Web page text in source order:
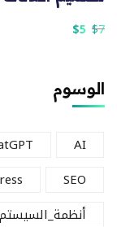
$7
$5
الوسوم
AI
SEO
أنظمة_السيستم